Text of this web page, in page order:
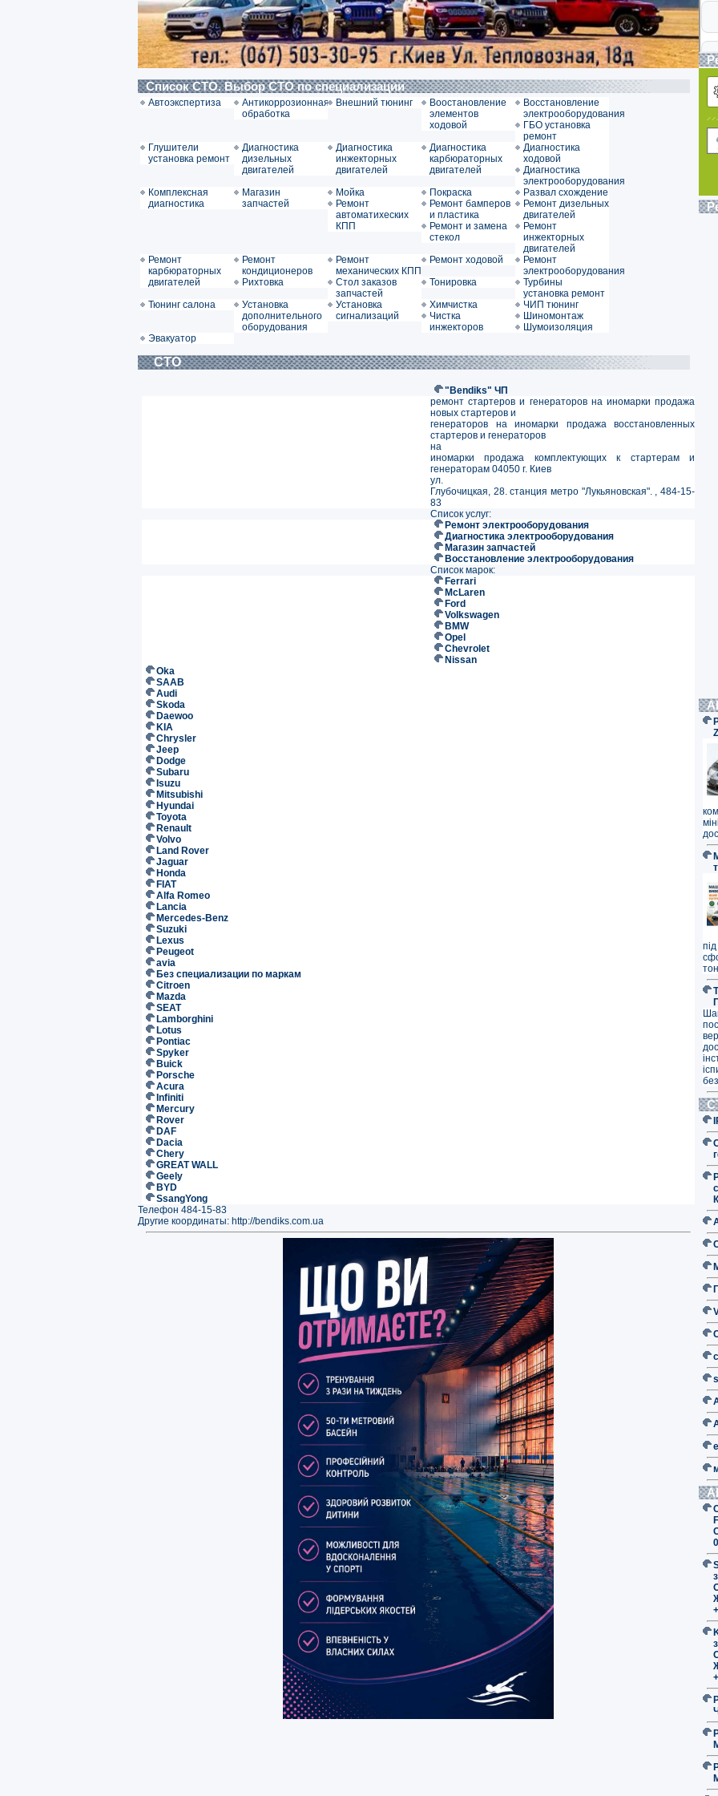
Список СТО. Выбор СТО по специализации
Автоэкспертиза
Антикоррозионная
обработка
Внешний тюнинг
Воостановление
элементов
ходовой
Восстановление
электрооборудования
ГБО установка
ремонт
Глушители
установка ремонт
Диагностика
дизельных
двигателей
Диагностика
инжекторных
двигателей
Диагностика
карбюраторных
двигателей
Диагностика
ходовой
Диагностика
электрооборудования
Комплексная
диагностика
Магазин
запчастей
Мойка Покраска
Развал схождение
Ремонт
автоматихеских
КПП
Ремонт бамперов
и пластика
Ремонт дизельных
двигателей
Ремонт и замена
стекол
Ремонт
инжекторных
двигателей
Ремонт
карбюраторных
двигателей
Ремонт
кондиционеров
Ремонт
механических КПП
Ремонт ходовой
Ремонт
электрооборудования
Рихтовка
Стол заказов
запчастей
Тонировка
Турбины
установка ремонт
Тюнинг салона
Установка
дополнительного
оборудования
Установка
сигнализаций
Химчистка
ЧИП тюнинг
Чистка
инжекторов
Шиномонтаж
Шумоизоляция
Эвакуатор
СТО
"Bendiks" ЧП
ремонт стартеров и генераторов на иномарки продажа
новых стартеров и
генераторов на иномарки продажа восстановленных
стартеров и генераторов
на
иномарки продажа комплектующих к стартерам и
генераторам 04050 г. Киев
ул.
Глубочицкая, 28. станция метро "Лукьяновская". , 484-15-
83
Список услуг:
Ремонт электрооборудования
Диагностика электрооборудования
Магазин запчастей
Восстановление электрооборудования
Список марок:
Ferrari
McLaren
Ford
Volkswagen
BMW
Opel
Chevrolet
Nissan
Oka
SAAB
Audi
Skoda
Daewoo
KIA
Chrysler
Jeep
Dodge
Subaru
Isuzu
Mitsubishi
Hyundai
Toyota
Renault
Volvo
Land Rover
Jaguar
Honda
FIAT
Alfa Romeo
Lancia
Mercedes-Benz
Suzuki
Lexus
Peugeot
avia
Без специализации по маркам
Citroen
Mazda
SEAT
Lamborghini
Lotus
Pontiac
Spyker
Buick
Porsche
Acura
Infiniti
Mercury
Rover
DAF
Dacia
Chery
GREAT WALL
Geely
BYD
SsangYong
Телефон 484-15-83
Другие координаты: http://bendiks.com.ua